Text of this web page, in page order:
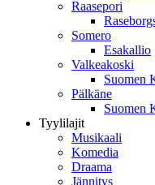
Raasepori
Somero
Esakallio
Valkeakoski
Suomen
Pälkäne
Suomen
Tyylilajit
Musikaali
Komedia
Draama
Jännitys